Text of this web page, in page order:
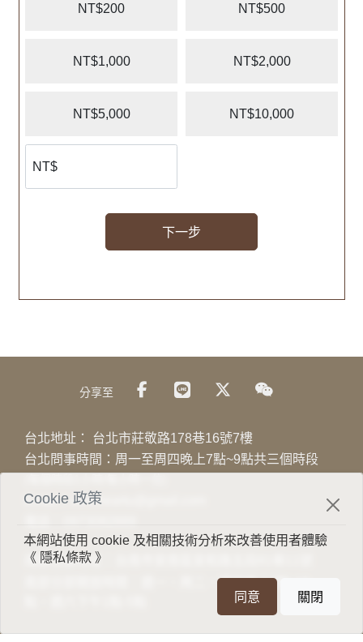
NT$200 NT$500
NT$1,000 NT$2,000
NT$5,000 NT$10,000
下一步
Cookie 政策
本網站使用 cookie 及相關技術分析來改善使用者體驗
《 隱私條款 》
同意 關閉
分享至
台北地址： 台北市莊敬路178巷16號7樓
台北問事時間：周一至周四晚上7點~9點共三個時段
Email： viewheartu@gmail.com
南部分部地址：台南市安南區安和路五段81巷11號
南部分部開放時間：週一、周二、週四晚上7點-10